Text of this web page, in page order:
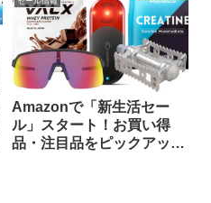
Amazonで「新生活セー
ル」スタート！お買い得
品・注目品をピックアップ